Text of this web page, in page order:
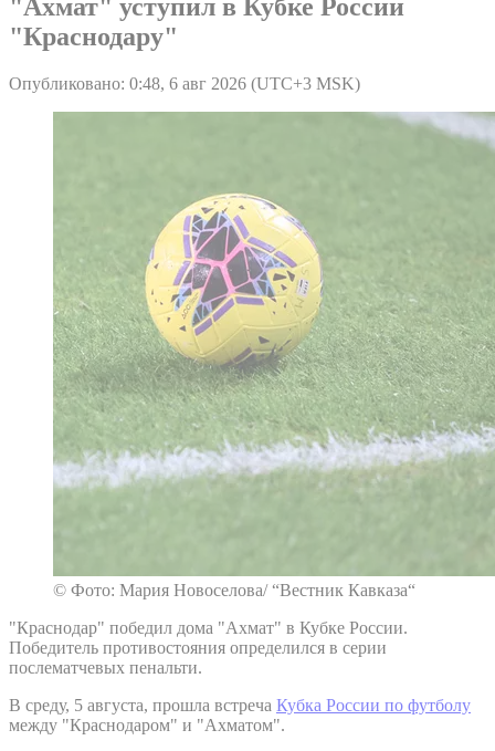
"Ахмат" уступил в Кубке России
"Краснодару"
Опубликовано: 0:48, 6 авг 2026 (UTC+3 MSK)
© Фото: Мария Новоселова/ “Вестник Кавказа“
"Краснодар" победил дома "Ахмат" в Кубке России.
Победитель противостояния определился в серии
послематчевых пенальти.
В среду, 5 августа, прошла встреча Кубка России по футболу
между "Краснодаром" и "Ахматом".